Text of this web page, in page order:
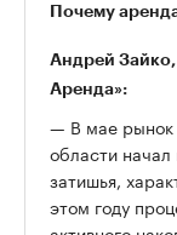
Почему
Андрей Зайко,
Аренда»:
— В мае рынок
области начал
затишья,
этом году